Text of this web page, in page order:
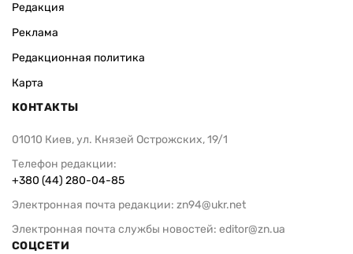
Редакция
Реклама
Редакционная политика
Карта
КОНТАКТЫ
01010 Киев, ул. Князей Острожских, 19/1
Телефон редакции:
+380 (44) 280-04-85
Электронная почта редакции: zn94@ukr.net
Электронная почта службы новостей: editor@zn.ua
СОЦСЕТИ